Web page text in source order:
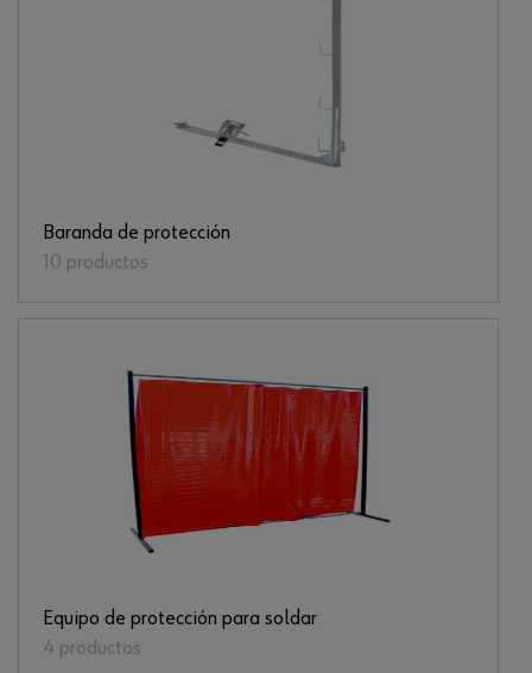
Baranda de protección
10 productos
Equipo de protección para soldar
4 productos